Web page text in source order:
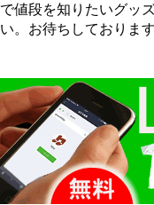
で値段を知りたいグッ
い。お待ちしております